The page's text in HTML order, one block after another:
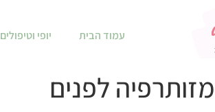
עמוד הבית יופי וטיפולים
מזותרפיה לפנים